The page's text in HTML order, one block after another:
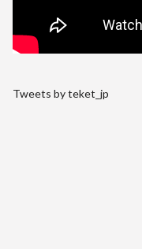
Tweets by teket_jp